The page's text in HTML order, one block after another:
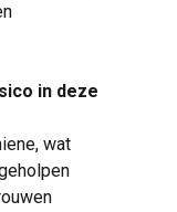
in deze
wat